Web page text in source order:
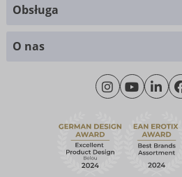
Poniedziałek -
Piątek: 09.00 -
Kontakt
Często zadawane
Obsługa
O nas
O nas
Zrównoważony
eroFame